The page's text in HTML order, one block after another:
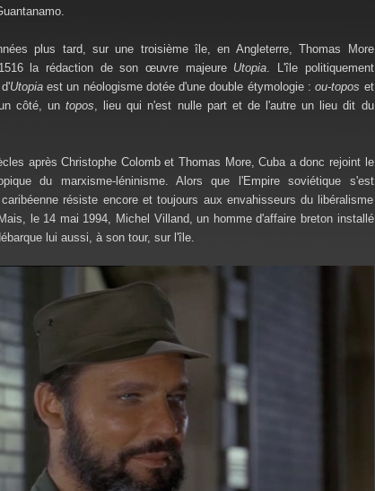
plus tard, sur une troisième île, en Angleterre, Thomas More
la rédaction de son œuvre majeure Utopia. L'île politiquement
Utopiaest un néologisme dotée d'une double étymologie :ou-topos et
côté, un topos, lieu qui n'est nulle part et de l'autre un lieu dit du
après Christophe Colomb et Thomas More, Cuba a donc rejoint le
du marxisme-léninisme. Alors que l'Empire soviétique s'est
résiste encore et toujours aux envahisseurs du libéralisme
le 14 mai 1994, Michel Villand, un homme d'affaire breton installé
lui aussi, à son tour, sur l'île.